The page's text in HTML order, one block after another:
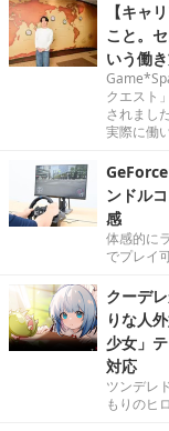
【キャ
こと。
いう働
クエスト
されまし
実際に働
ンドル
感
体感的に
でプレイ
クーデ
りな人
少女」
対応
ツンデレ
もりのヒ